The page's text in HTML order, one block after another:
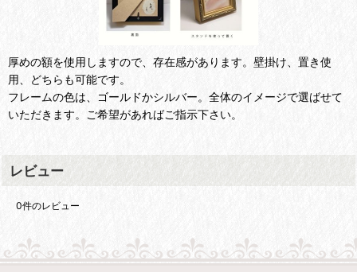
厚めの額を使用しますので、存在感があります。壁掛け、置き使
用、どちらも可能です。
フレームの色は、ゴールドかシルバー。全体のイメージで選ばせて
いただきます。ご希望があればご指示下さい。
レビュー
0件のレビュー